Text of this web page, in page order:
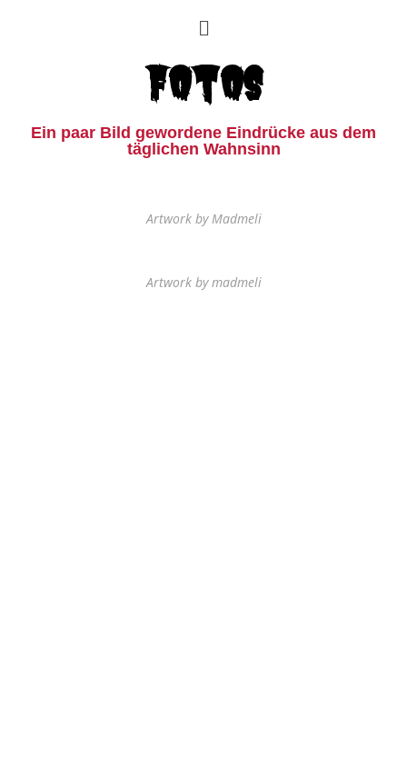
Fotos
Ein paar Bild gewordene Eindrücke aus dem
täglichen Wahnsinn
Artwork by Madmeli
Artwork by madmeli